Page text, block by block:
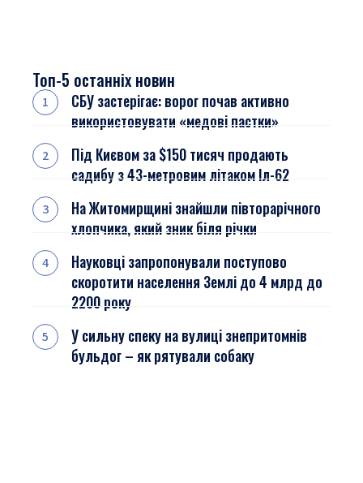
Топ-5 останніх новин
СБУ застерігає: ворог почав активно
використовувати «медові пастки»
Під Києвом за $150 тисяч продають
садибу з 43-метровим літаком Іл-62
На Житомирщині знайшли півторарічного
хлопчика, який зник біля річки
Науковці запропонували поступово
скоротити населення Землі до 4 млрд до
2200 року
У сильну спеку на вулиці знепритомнів
бульдог – як рятували собаку